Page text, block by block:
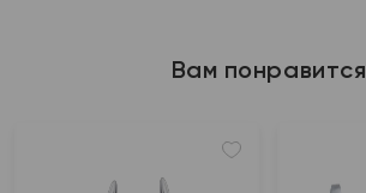
Вам понравится